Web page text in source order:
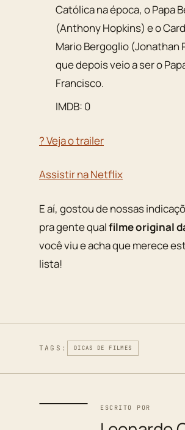
Católica na época, o Papa
(Anthony Hopkins) e o
Mario Bergoglio (Jonathan
que depois veio a ser o
Francisco.
IMDB: 0
? Veja o trailer
Assistir na Netflix
E aí, gostou de nossas
pra gente qualfilme original
você viu e acha que merece
lista!
TAGS: DICAS DE FILMES
ESCRITO POR